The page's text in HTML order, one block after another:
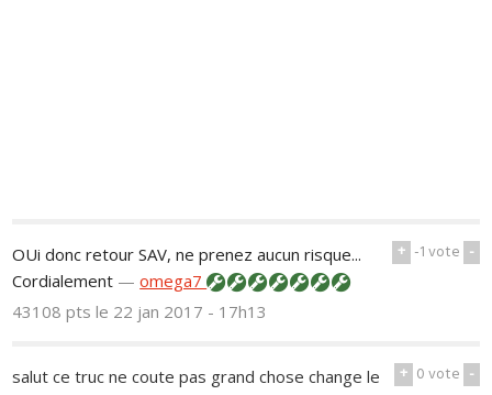
+ -1vote -
OUi donc retour SAV, ne prenez aucun risque...
Cordialement —omega7
43108 ptsle 22 jan 2017 - 17h13
+ 0vote -
salut ce truc ne coute pas grand chose change le